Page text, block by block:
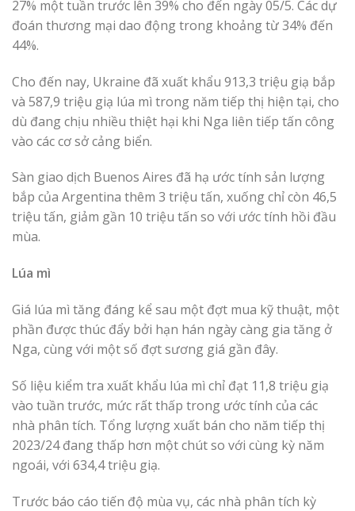
27% một tuần trước lên 39% cho đến ngày 05/5. Các dự
đoán thương mại dao động trong khoảng từ 34% đến
44%.
Cho đến nay, Ukraine đã ​​xuất khẩu 913,3 triệu giạ bắp
và 587,9 triệu giạ lúa mì trong năm tiếp thị hiện tại, cho
dù đang chịu nhiều thiệt hại khi Nga liên tiếp tấn công
vào các cơ sở cảng biển.
Sàn giao dịch Buenos Aires đã hạ ước tính sản lượng
bắp của Argentina thêm 3 triệu tấn, xuống chỉ còn 46,5
triệu tấn, giảm gần 10 triệu tấn so với ước tính hồi đầu
mùa.
Lúa mì
Giá lúa mì tăng đáng kể sau một đợt mua kỹ thuật, một
phần được thúc đẩy bởi hạn hán ngày càng gia tăng ở
Nga, cùng với một số đợt sương giá gần đây.
Số liệu kiểm tra xuất khẩu lúa mì chỉ đạt 11,8 triệu giạ
vào tuần trước, mức rất thấp trong ước tính của các
nhà phân tích. Tổng lượng xuất bán cho năm tiếp thị
2023/24 đang thấp hơn một chút so với cùng kỳ năm
ngoái, với 634,4 triệu giạ.
Trước báo cáo tiến độ mùa vụ, các nhà phân tích kỳ